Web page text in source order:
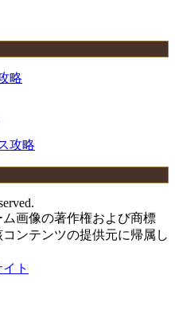
略
攻略
画像の著作権および商標
ンテンツの提供元に帰属し
ト